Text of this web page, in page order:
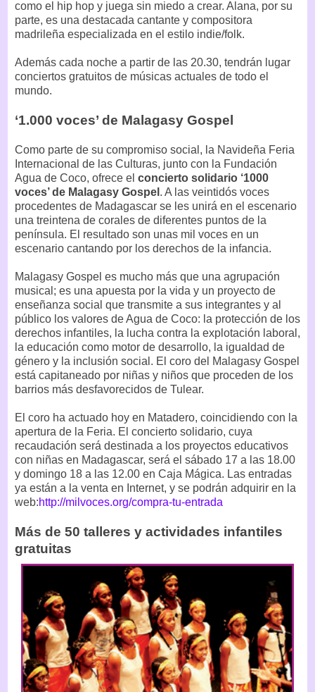
como el hip hop y juega sin miedo a crear. Alana, por su
parte, es una destacada cantante y compositora
madrileña especializada en el estilo indie/folk.
Además cada noche a partir de las 20.30, tendrán lugar
conciertos gratuitos de músicas actuales de todo el
mundo.
‘1.000 voces’ de Malagasy Gospel
Como parte de su compromiso social, la Navideña Feria
Internacional de las Culturas, junto con la Fundación
Agua de Coco, ofrece el concierto solidario ‘1000
voces’ de Malagasy Gospel . A las veintidós voces
procedentes de Madagascar se les unirá en el escenario
una treintena de corales de diferentes puntos de la
península. El resultado son unas mil voces en un
escenario cantando por los derechos de la infancia.
Malagasy Gospel es mucho más que una agrupación
musical; es una apuesta por la vida y un proyecto de
enseñanza social que transmite a sus integrantes y al
público los valores de Agua de Coco: la protección de los
derechos infantiles, la lucha contra la explotación laboral,
la educación como motor de desarrollo, la igualdad de
género y la inclusión social. El coro del Malagasy Gospel
está capitaneado por niñas y niños que proceden de los
barrios más desfavorecidos de Tulear.
El coro ha actuado hoy en Matadero, coincidiendo con la
apertura de la Feria. El concierto solidario, cuya
recaudación será destinada a los proyectos educativos
con niñas en Madagascar, será el sábado 17 a las 18.00
y domingo 18 a las 12.00 en Caja Mágica. Las entradas
ya están a la venta en Internet, y se podrán adquirir en la
web:http://milvoces.org/compra-tu-entrada
Más de 50 talleres y actividades infantiles
gratuitas